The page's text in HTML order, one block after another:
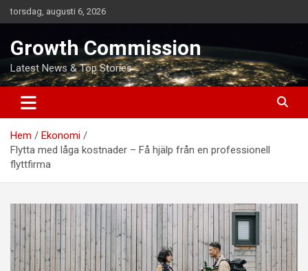
Hoppa
till
torsdag, augusti 6, 2026
Growth Commission
Latest News & Top Stories
Hem
Ekonomi
Flytta med låga kostnader – Få hjälp från en professionell
flyttfirma